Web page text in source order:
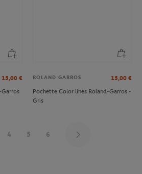
15,00 €
ROLAND GARROS 15,00 €
Pochette Color lines Roland-Garros -
Gris
4 5 6